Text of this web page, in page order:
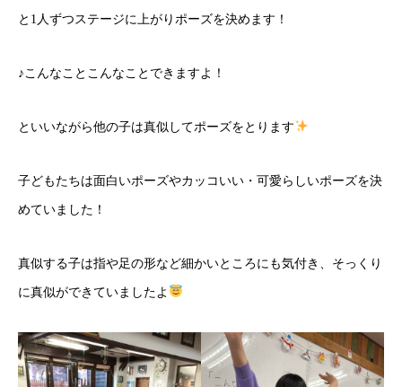
と1人ずつステージに上がりポーズを決めます！
♪こんなことこんなことできますよ！
といいながら他の子は真似してポーズをとります
子どもたちは面白いポーズやカッコいい・可愛らしいポーズを決
めていました！
真似する子は指や足の形など細かいところにも気付き、そっくり
に真似ができていましたよ